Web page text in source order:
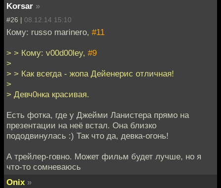
Korsar »
#26 | 08.12.14 15:10
Кому: russo marinero, #11
> > Кому: v00d00ley, #9
>
> > Как всегда - жопа Дейенерис отличная!
>
> Девч0нка красивая.
Есть фотка, где у Джейми Ланистера прямо на
презентации на неё встал. Она близко
пододвинулась :) Так что да, девка-огонь!
А трейлер-говно. Может фильм будет лучше, но я
что-то сомневаюсь
Onix »